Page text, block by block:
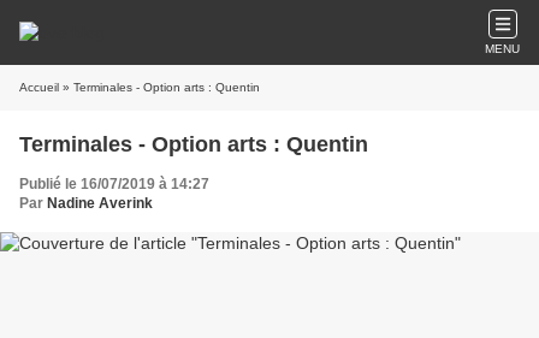
MENU
Accueil » Terminales - Option arts : Quentin
Terminales - Option arts : Quentin
Publié le 16/07/2019 à 14:27
Par Nadine Averink